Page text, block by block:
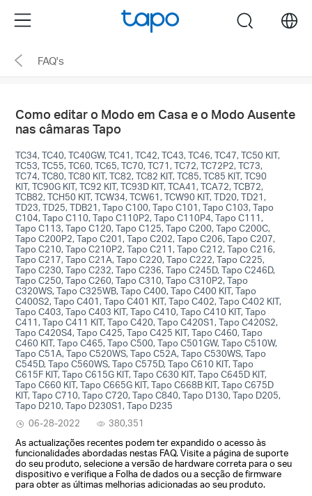
the
navigation
Menu search
FAQ's
Como editar o Modo em Casa e o Modo Ausente
nas câmaras Tapo
TC34, TC40, TC40GW, TC41, TC42, TC43, TC46, TC47, TC50 KIT,
TC53, TC55, TC60, TC65, TC70, TC71, TC72, TC72P2, TC73,
TC74, TC80, TC80 KIT, TC82, TC82 KIT, TC85, TC85 KIT, TC90
KIT, TC90G KIT, TC92 KIT, TC93D KIT, TCA41, TCA72, TCB72,
TCB82, TCH50 KIT, TCW34, TCW61, TCW90 KIT, TD20, TD21,
TD23, TD25, TDB21, Tapo C100, Tapo C101, Tapo C103, Tapo
C104, Tapo C110, Tapo C110P2, Tapo C110P4, Tapo C111,
Tapo C113, Tapo C120, Tapo C125, Tapo C200, Tapo C200C,
Tapo C200P2, Tapo C201, Tapo C202, Tapo C206, Tapo C207,
Tapo C210, Tapo C210P2, Tapo C211, Tapo C212, Tapo C216,
Tapo C217, Tapo C21A, Tapo C220, Tapo C222, Tapo C225,
Tapo C230, Tapo C232, Tapo C236, Tapo C245D, Tapo C246D,
Tapo C250, Tapo C260, Tapo C310, Tapo C310P2, Tapo
C320WS, Tapo C325WB, Tapo C400, Tapo C400 KIT, Tapo
C400S2, Tapo C401, Tapo C401 KIT, Tapo C402, Tapo C402 KIT,
Tapo C403, Tapo C403 KIT, Tapo C410, Tapo C410 KIT, Tapo
C411, Tapo C411 KIT, Tapo C420, Tapo C420S1, Tapo C420S2,
Tapo C420S4, Tapo C425, Tapo C425 KIT, Tapo C460, Tapo
C460 KIT, Tapo C465, Tapo C500, Tapo C501GW, Tapo C510W,
Tapo C51A, Tapo C520WS, Tapo C52A, Tapo C530WS, Tapo
C545D, Tapo C560WS, Tapo C575D, Tapo C610 KIT, Tapo
C615F KIT, Tapo C615G KIT, Tapo C630 KIT, Tapo C645D KIT,
Tapo C660 KIT, Tapo C665G KIT, Tapo C668B KIT, Tapo C675D
KIT, Tapo C710, Tapo C720, Tapo C840, Tapo D130, Tapo D205,
Tapo D210, Tapo D230S1, Tapo D235
06-28-2022
380,351
As actualizações recentes podem ter expandido o acesso às
funcionalidades abordadas nestas FAQ. Visite a página de suporte
do seu produto, selecione a versão de hardware correta para o seu
dispositivo e verifique a Folha de dados ou a secção de firmware
para obter as últimas melhorias adicionadas ao seu produto.